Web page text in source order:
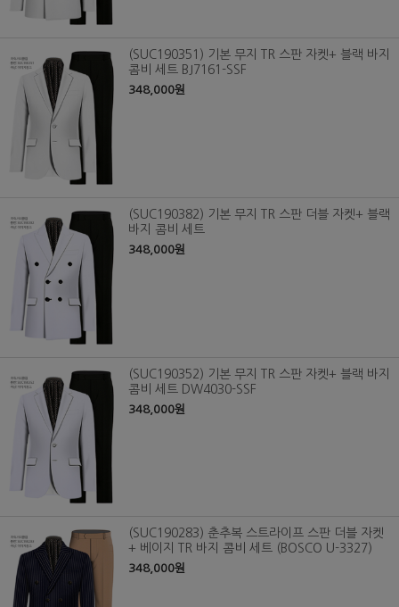
(SUC190351) 기본 무지 TR 스판 자켓+ 블랙 바지
콤비 세트 BJ7161-SSF
348,000원
(SUC190382) 기본 무지 TR 스판 더블 자켓+ 블랙
바지 콤비 세트
348,000원
(SUC190352) 기본 무지 TR 스판 자켓+ 블랙 바지
콤비 세트 DW4030-SSF
348,000원
(SUC190283) 춘추복 스트라이프 스판 더블 자켓
+ 베이지 TR 바지 콤비 세트 (BOSCO U-3327)
348,000원